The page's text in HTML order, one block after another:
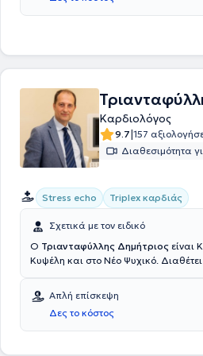
Καρδιολόγος
9.7|157
Διαθεσιμότητα
Stress echo Triplex καρδιάς
Σχετικά με τον ειδικό
Ο Τριανταφύλλης Δημήτριος είναι
Κυψέλη και στο Νέο Ψυχικό.
τρισδιάστατη απεικόνιση) από το Ιπποκράτειο Νοσοκομείο Αθηνών και το
Εκπαιδευτικό Πρόγραμμα Διεθνούς
Βερολίνο. Παράλληλα με το ιατρείο του είναι Επιστημονικός Συνεργάτης-Καρδιολόγος
ΔΘΚΑ "Υγεία" καθώς και υπεύθυνος
Απλή επίσκεψη
Δες το κόστος